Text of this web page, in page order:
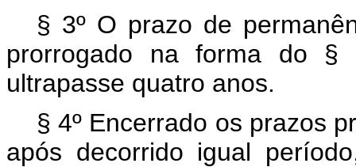
§ 3º O prazo de
prorrogado na forma do
ultrapasse quatro anos.
§ 4º Encerrado os prazos
após decorrido igual